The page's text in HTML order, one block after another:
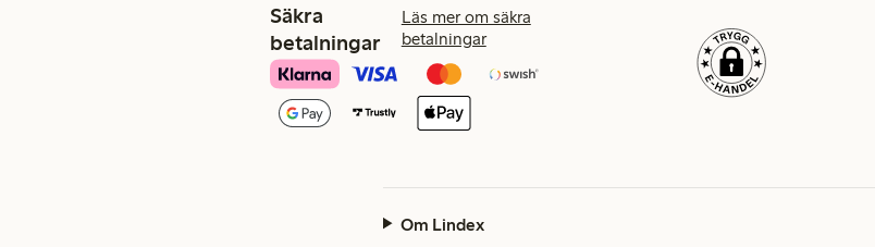
Säkra
betalningar
Läs mer om säkra
betalningar
Om Lindex